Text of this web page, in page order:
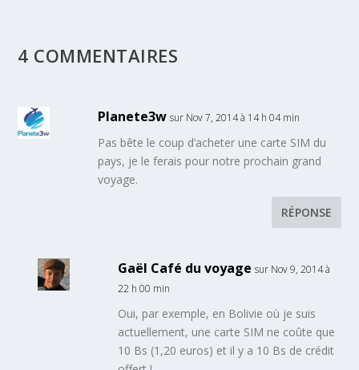
4 COMMENTAIRES
Planete3w sur Nov 7, 2014 à 14 h 04 min
Pas bête le coup d’acheter une carte SIM du
pays, je le ferais pour notre prochain grand
voyage.
RÉPONSE
Gaël Café du voyage sur Nov 9, 2014 à
22 h 00 min
Oui, par exemple, en Bolivie où je suis
actuellement, une carte SIM ne coûte que
10 Bs (1,20 euros) et il y a 10 Bs de crédit